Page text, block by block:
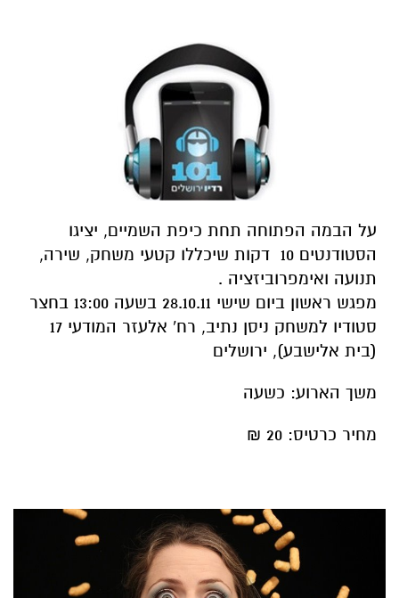
על הבמה הפתוחה תחת כיפת השמיים, יציגו
הסטודנטים 10 דקות שיכללו קטעי משחק, שירה,
תנועה ואימפרוביזציה .
מפגש ראשון ביום שישי 28.10.11 בשעה 13:00 בחצר
סטודיו למשחק ניסן נתיב, רח' אלעזר המודעי 17
(בית אלישבע), ירושלים
משך הארוע: כשעה
מחיר כרטיס: 20 ₪